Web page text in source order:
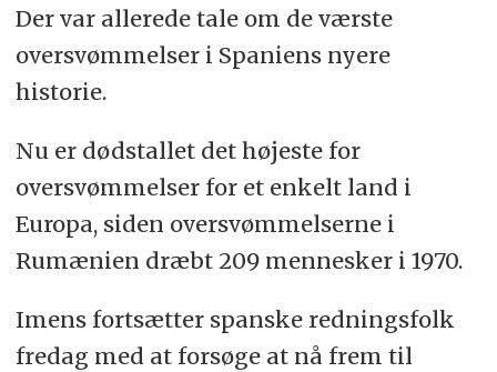
Der var allerede tale om de værste
oversvømmelser i Spaniens nyere
historie.
Nu er dødstallet det højeste for
oversvømmelser for et enkelt land i
Europa, siden oversvømmelserne i
Rumænien dræbt 209 mennesker i 1970.
Imens fortsætter spanske redningsfolk
fredag med at forsøge at nå frem til